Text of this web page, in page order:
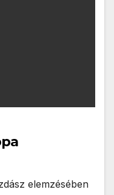
elemzésében